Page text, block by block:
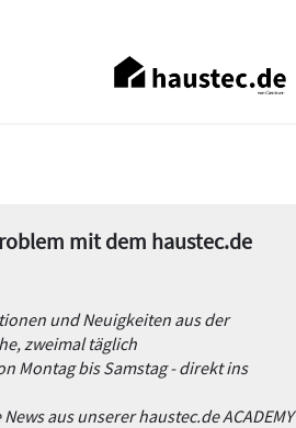
mit dem haustec.de
und Neuigkeiten aus der
zweimal täglich
Montag bis Samstag - direkt ins
aus unserer haustec.de ACADEMY